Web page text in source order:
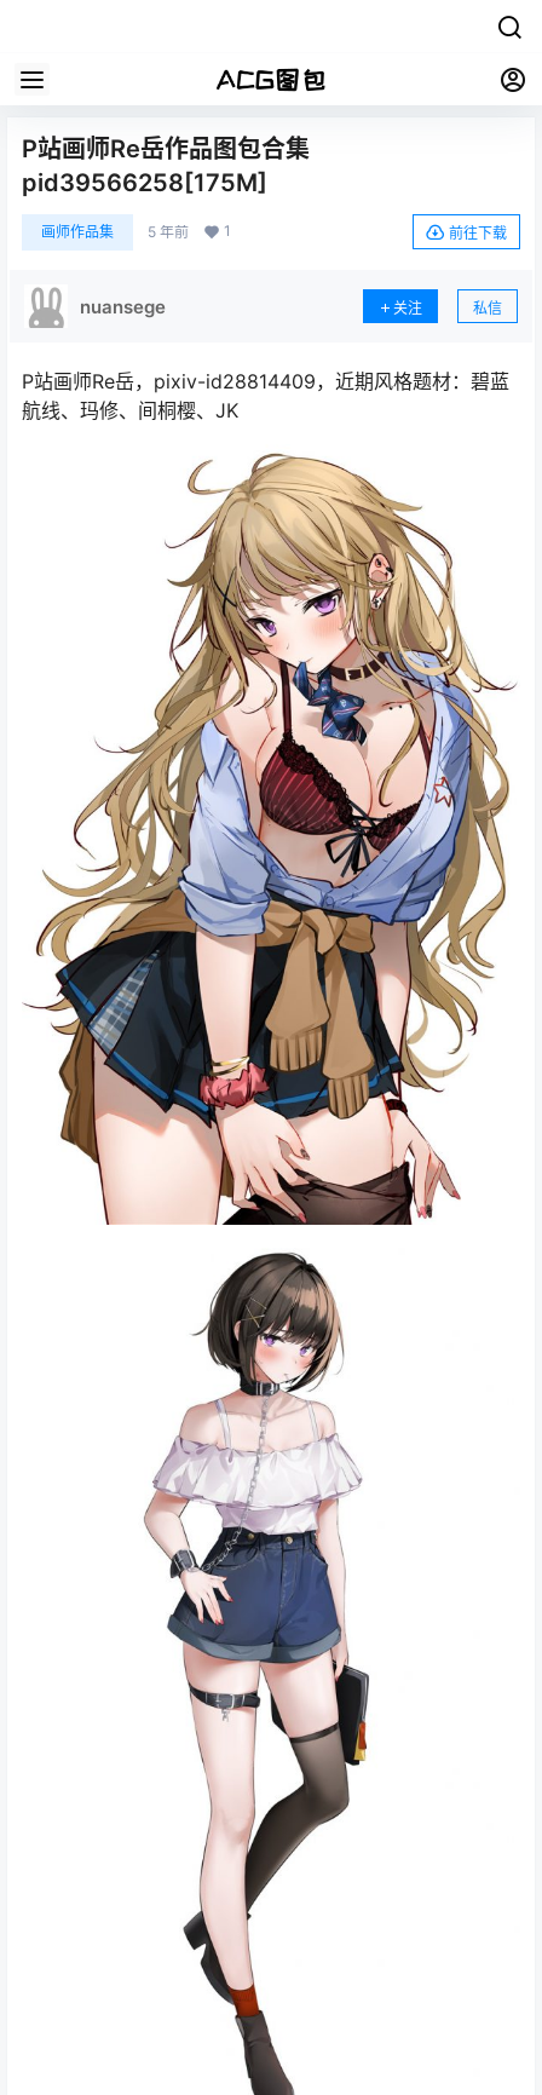
P站画师Re岳作品图包合集
pid39566258[175M]
画师作品集 5 年前 1 前往下载
nuansege 关注 私信
P站画师Re岳，pixiv-id28814409，近期风格题材：碧蓝
航线、玛修、间桐樱、JK